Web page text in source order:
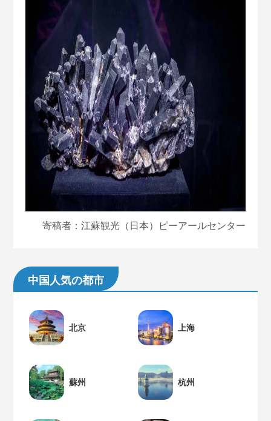
寄稿者：江蘇観光（日本）ピーアールセンター
中国人気の都市
北京 上海
蘇州 杭州